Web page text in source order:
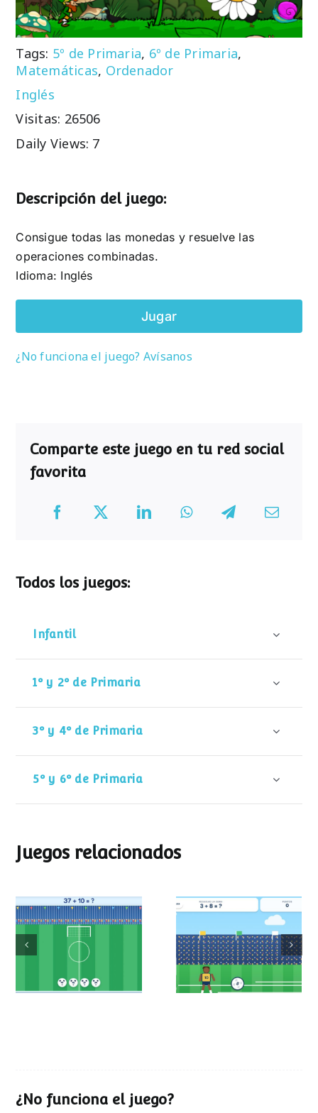
Tags: 5º de Primaria, 6º de Primaria,
Matemáticas, Ordenador
Inglés
Visitas: 26506
Daily Views: 7
Descripción del juego:
Consigue todas las monedas y resuelve las
operaciones combinadas.
Idioma: Inglés
Jugar
¿No funciona el juego? Avísanos
Comparte este juego en tu red social
favorita
Todos los juegos:
Infantil
1º y 2º de Primaria
3º y 4º de Primaria
5º y 6º de Primaria
Juegos relacionados
Mundial de
operaciones
Partido de sumas
¿No funciona el juego?